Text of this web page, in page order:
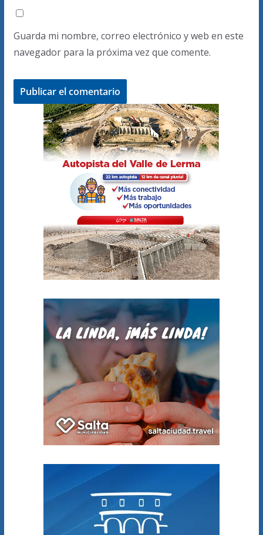
Guarda mi nombre, correo electrónico y web en este
navegador para la próxima vez que comente.